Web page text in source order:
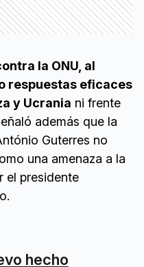
la ONU, al
respuestas eficaces
y Ucrania ni frente
además que la
Guterres no
una amenaza a la
el presidente
hecho